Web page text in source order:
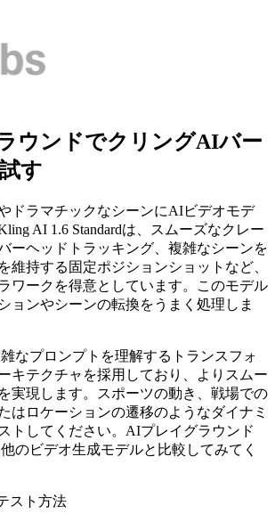
ウンドでクリングAIバー
す
ドラマチックなシーンにAIビデオモデ
AI 1.6 Standardは、スムーズなクレー
ーヘッドトラッキング、複雑なシーンを
維持する固定ポジションショットなど、
ワークを得意としています。このモデル
ョンやシーンの転換をうまく処理しま
なプロンプトを理解するトランスフォ
キテクチャを採用しており、よりスムー
実現します。スポーツの動き、戦場での
はロケーションの遷移のようなダイナミ
トしてください。AIプレイグラウンド
のビデオ生成モデルと比較してみてく
スト方法